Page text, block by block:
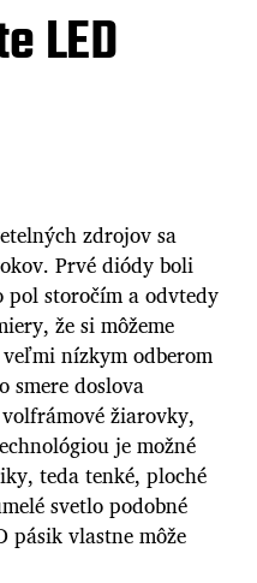
LED
zdrojov sa
Prvé diódy boli
storočím a odvtedy
že si môžeme
nízkym odberom
smere doslova
žiarovky,
je možné
teda tenké, ploché
svetlo podobné
pásik vlastne môže